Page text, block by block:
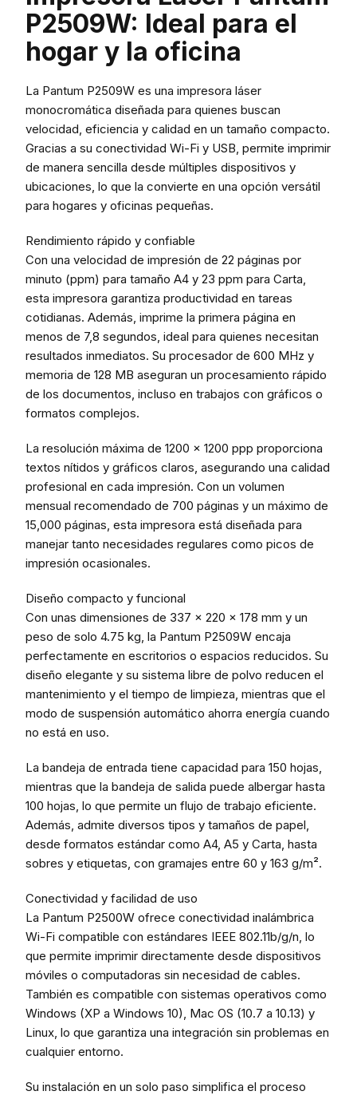
P2509W: Ideal para el
hogar y la oficina
La Pantum P2509W es una impresora láser
monocromática diseñada para quienes buscan
velocidad, eficiencia y calidad en un tamaño compacto.
Gracias a su conectividad Wi-Fi y USB, permite imprimir
de manera sencilla desde múltiples dispositivos y
ubicaciones, lo que la convierte en una opción versátil
para hogares y oficinas pequeñas.
Rendimiento rápido y confiable
Con una velocidad de impresión de 22 páginas por
minuto (ppm) para tamaño A4 y 23 ppm para Carta,
esta impresora garantiza productividad en tareas
cotidianas. Además, imprime la primera página en
menos de 7,8 segundos, ideal para quienes necesitan
resultados inmediatos. Su procesador de 600 MHz y
memoria de 128 MB aseguran un procesamiento rápido
de los documentos, incluso en trabajos con gráficos o
formatos complejos.
La resolución máxima de 1200 x 1200 ppp proporciona
textos nítidos y gráficos claros, asegurando una calidad
profesional en cada impresión. Con un volumen
mensual recomendado de 700 páginas y un máximo de
15,000 páginas, esta impresora está diseñada para
manejar tanto necesidades regulares como picos de
impresión ocasionales.
Diseño compacto y funcional
Con unas dimensiones de 337 x 220 x 178 mm y un
peso de solo 4.75 kg, la Pantum P2509W encaja
perfectamente en escritorios o espacios reducidos. Su
diseño elegante y su sistema libre de polvo reducen el
mantenimiento y el tiempo de limpieza, mientras que el
modo de suspensión automático ahorra energía cuando
no está en uso.
La bandeja de entrada tiene capacidad para 150 hojas,
mientras que la bandeja de salida puede albergar hasta
100 hojas, lo que permite un flujo de trabajo eficiente.
Además, admite diversos tipos y tamaños de papel,
desde formatos estándar como A4, A5 y Carta, hasta
sobres y etiquetas, con gramajes entre 60 y 163 g/m².
Conectividad y facilidad de uso
La Pantum P2500W ofrece conectividad inalámbrica
Wi-Fi compatible con estándares IEEE 802.11b/g/n, lo
que permite imprimir directamente desde dispositivos
móviles o computadoras sin necesidad de cables.
También es compatible con sistemas operativos como
Windows (XP a Windows 10), Mac OS (10.7 a 10.13) y
Linux, lo que garantiza una integración sin problemas en
cualquier entorno.
Su instalación en un solo paso simplifica el proceso